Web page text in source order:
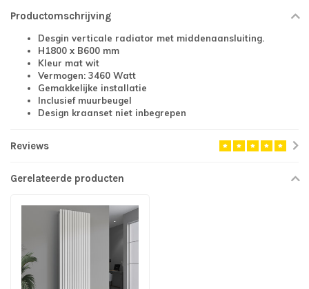
Productomschrijving
Desgin verticale radiator met middenaansluiting.
H1800 x B600 mm
Kleur mat wit
Vermogen: 3460 Watt
Gemakkelijke installatie
Inclusief muurbeugel
Design kraanset niet inbegrepen
Reviews
Gerelateerde producten